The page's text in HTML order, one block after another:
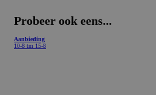
Probeer ook eens...
Aanbieding
10-8 tm 15-8